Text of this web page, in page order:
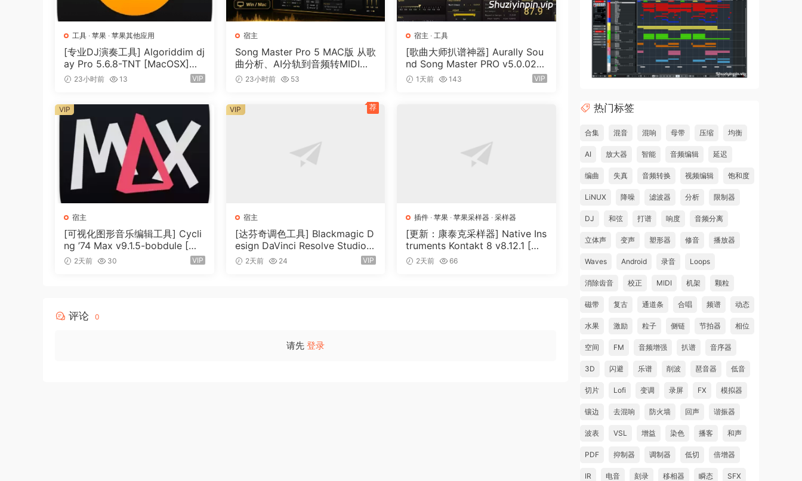
own samples directly from the MediaBay. The Drum Machine forms the core of the Drum Track, which
significantly streamlines your beat-making workflow.
Interstellar soundscapes
Create ethereal ambiences and dreamlike, reverberant spaces with the new Shimmer effect.
Super creative, incredibly easy-to-use and stunningly versatile: StudioDelay offers everything from lush
echoes to experimental soundscapes.
A new scoring era
Discover the completely revamped Score Editor, based on state-of-the-art Dorico technology, and produce
performance materials like never before.
Gain staging excellence
Optimize your audio with powerful event volume curve editing and streamlined workflows to get the most out
of your recordings.
Changelog:
工具 · 苹果 · 苹果其他应用
[专业DJ演奏工具] Algoriddim dj
ay Pro 5.6.8-TNT [MacOSX]
（290MB）
23小时前 13 VIP
宿主
Song Master Pro 5 MAC版 从歌
曲分析、AI分轨到音频转MIDI的
一体化音乐工具
23小时前 53
宿主 ·工具
[歌曲大师扒谱神器] Aurally Sou
nd Song Master PRO v5.0.02
[WiN]（355MB）
1天前 143 VIP
宿主
[可视化图形音乐编辑工具] Cycli
ng ’74 Max v9.1.5-bobdule [Wi
N]（724MB）
2天前 30 VIP
VIP
宿主
[达芬奇调色工具] Blackmagic D
esign DaVinci Resolve Studio 2
1.0.4 Build 5 x64-R2R [WiN]
2天前 24 VIP
VIP 荐
插件 ·苹果 ·苹果采样器 ·采样器
[更新：康泰克采样器] Native Ins
truments Kontakt 8 v8.12.1 [Wi
N, MacOSX]（1.2GB+）
2天前 66
评论 0
请先 登录
热门标签
合集 混音 混响 母带 压缩 均衡
AI 放大器 智能 音频编辑 延迟
编曲 失真 音频转换 视频编辑 饱和度
LiNUX 降噪 滤波器 分析 限制器
DJ 和弦 打谱 响度 音频分离
立体声 变声 塑形器 修音 播放器
Waves Android 录音 Loops
消除齿音 校正 MIDI 机架 颗粒
磁带 复古 通道条 合唱 频谱 动态
水果 激励 粒子 侧链 节拍器 相位
空间 FM 音频增强 扒谱 音序器
3D 闪避 乐谱 削波 琶音器 低音
切片 Lofi 变调 录屏 FX 模拟器
镶边 去混响 防火墙 回声 谐振器
波表 VSL 增益 染色 播客 和声
PDF 抑制器 调制器 低切 倍增器
IR 电音 刻录 移相器 瞬态 SFX